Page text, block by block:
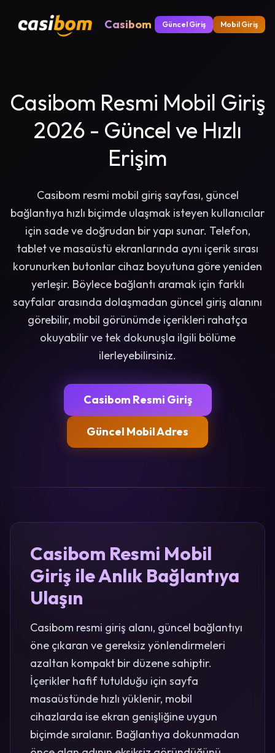
Casibom Güncel Giriş Mobil Giriş
Casibom Resmi Mobil Giriş
2026 - Güncel ve Hızlı
Erişim
Casibom resmi mobil giriş sayfası, güncel
bağlantıya hızlı biçimde ulaşmak isteyen kullanıcılar
için sade ve doğrudan bir yapı sunar. Telefon,
tablet ve masaüstü ekranlarında aynı içerik sırası
korunurken butonlar cihaz boyutuna göre yeniden
yerleşir. Böylece bağlantı aramak için farklı
sayfalar arasında dolaşmadan güncel giriş alanını
görebilir, mobil görünümde içerikleri rahatça
okuyabilir ve tek dokunuşla ilgili bölüme
ilerleyebilirsiniz.
Casibom Resmi Giriş
Güncel Mobil Adres
Casibom Resmi Mobil
Giriş ile Anlık Bağlantıya
Ulaşın
Casibom resmi giriş alanı, güncel bağlantıyı
öne çıkaran ve gereksiz yönlendirmeleri
azaltan kompakt bir düzene sahiptir.
İçerikler hafif tutulduğu için sayfa
masaüstünde hızlı yüklenir, mobil
cihazlarda ise ekran genişliğine uygun
biçimde sıralanır. Bağlantıya dokunmadan